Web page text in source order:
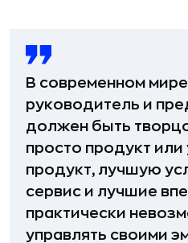
В современном
руководитель и
должен быть
просто продукт или
продукт, лучшую
сервис и лучшие
практически
управлять своими